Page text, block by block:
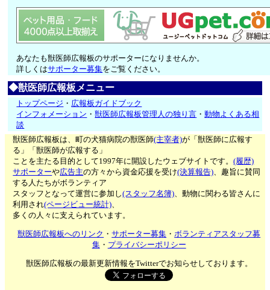
あなたも獣医師広報板のサポーターになりませんか。
詳しくはサポーター募集をご覧ください。
◆獣医師広報板メニュー
トップページ ・ 広報板ガイドブック
インフォメーション ・獣医師広報板管理人の独り言 ・動物よくある相
談
獣医師広報板は、町の犬猫病院の獣医師(主宰者)が「獣医師に広報す
る」「獣医師が広報する」
ことを主たる目的として1997年に開設したウェブサイトです。(履歴)
サポーターや広告主の方々から資金応援を受け(決算報告)、趣旨に賛同
する人たちがボランティア
スタッフとなって運営に参加し(スタッフ名簿)、動物に関わる皆さんに
利用され(ページビュー統計)、
多くの人々に支えられています。
獣医師広報板へのリンク ・サポーター募集 ・ボランティアスタッフ募
集・ プライバシーポリシー
獣医師広報板の最新更新情報をTwitterでお知らせしております。